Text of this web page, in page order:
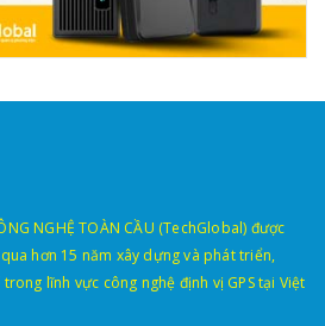
NGHỆ TOÀN CẦU (TechGlobal) được
hơn 15 năm xây dựng và phát triển,
lĩnh vực công nghệ định vị GPS tại Việt